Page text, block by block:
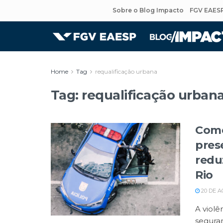
Sobre o Blog Impacto FGV
Home Tag requalificação urbana
Tag: requalificação
Rio
20 DE
A